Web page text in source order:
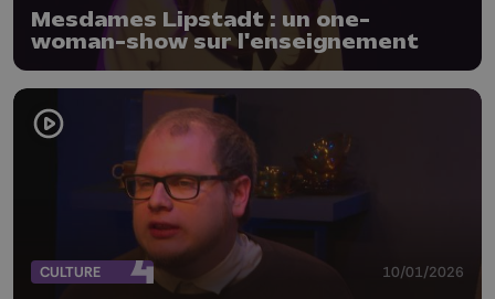
Mesdames Lipstadt : un one-
woman-show sur l'enseignement
CULTURE 10/01/2026